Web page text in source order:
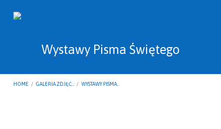
Wystawy Pisma Świętego
HOME / GALERIA ZDJĘĆ… / WYSTAWY PISMA…